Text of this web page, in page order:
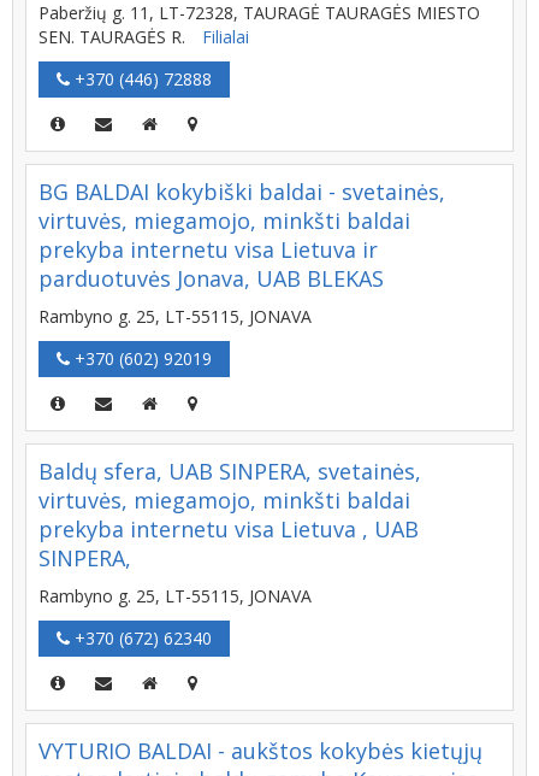
Paberžių g. 11, LT-72328, TAURAGĖ TAURAGĖS MIESTO
SEN. TAURAGĖS R.
Filialai
+370 (446) 72888
BG BALDAI kokybiški baldai - svetainės,
virtuvės, miegamojo, minkšti baldai
prekyba internetu visa Lietuva ir
parduotuvės Jonava, UAB BLEKAS
Rambyno g. 25, LT-55115, JONAVA
+370 (602) 92019
Baldų sfera, UAB SINPERA, svetainės,
virtuvės, miegamojo, minkšti baldai
prekyba internetu visa Lietuva , UAB
SINPERA,
Rambyno g. 25, LT-55115, JONAVA
+370 (672) 62340
VYTURIO BALDAI - aukštos kokybės kietųjų